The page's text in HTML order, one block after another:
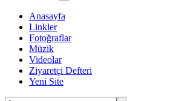
Anasayfa
Linkler
Fotoğraflar
Müzik
Videolar
Ziyaretçi Defteri
Yeni Site